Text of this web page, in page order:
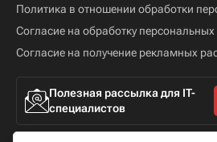
Политика в отношении обработки
Согласие на обработку
Согласие на получение рекламных
Полезная рассылка для IT-
специалистов